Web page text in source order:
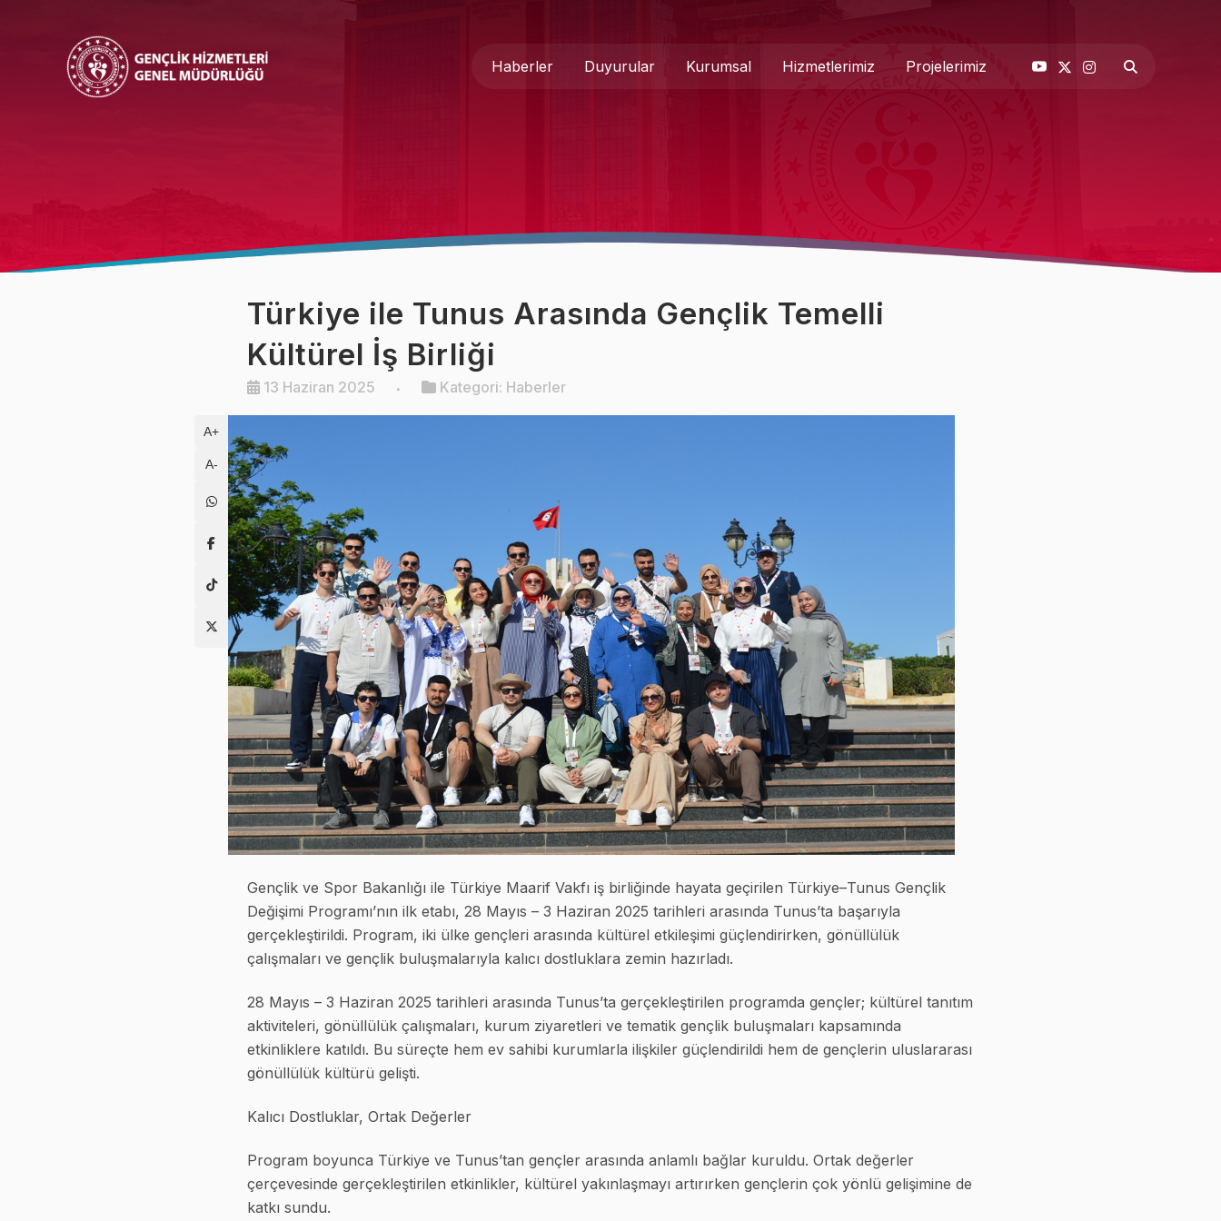
Haberler Duyurular Kurumsal
Kurumsal Kimlik
Hizmetlerimiz Projelerimiz
Türkiye ile Tunus Arasında Gençlik Temelli
Kültürel İş Birliği
13 Haziran 2025 Kategori: Haberler
A+
A-
Gençlik ve Spor Bakanlığı ile Türkiye Maarif Vakfı iş birliğinde hayata geçirilen Türkiye–Tunus Gençlik
Değişimi Programı’nın ilk etabı, 28 Mayıs – 3 Haziran 2025 tarihleri arasında Tunus’ta başarıyla
gerçekleştirildi. Program, iki ülke gençleri arasında kültürel etkileşimi güçlendirirken, gönüllülük
çalışmaları ve gençlik buluşmalarıyla kalıcı dostluklara zemin hazırladı.
28 Mayıs – 3 Haziran 2025 tarihleri arasında Tunus’ta gerçekleştirilen programda gençler; kültürel tanıtım
aktiviteleri, gönüllülük çalışmaları, kurum ziyaretleri ve tematik gençlik buluşmaları kapsamında
etkinliklere katıldı. Bu süreçte hem ev sahibi kurumlarla ilişkiler güçlendirildi hem de gençlerin uluslararası
gönüllülük kültürü gelişti.
Kalıcı Dostluklar, Ortak Değerler
Program boyunca Türkiye ve Tunus’tan gençler arasında anlamlı bağlar kuruldu. Ortak değerler
çerçevesinde gerçekleştirilen etkinlikler, kültürel yakınlaşmayı artırırken gençlerin çok yönlü gelişimine de
katkı sundu.